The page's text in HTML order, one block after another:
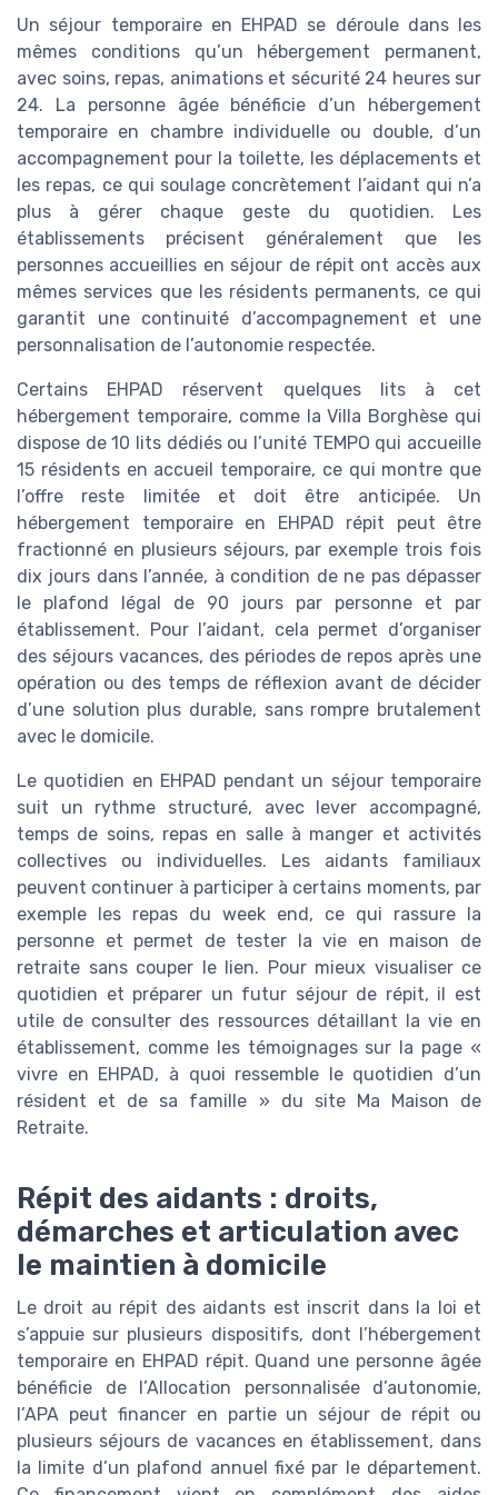
Un séjour temporaire en EHPAD se déroule dans les
mêmes conditions qu’un hébergement permanent,
avec soins, repas, animations et sécurité 24 heures sur
24. La personne âgée bénéficie d’un hébergement
temporaire en chambre individuelle ou double, d’un
accompagnement pour la toilette, les déplacements et
les repas, ce qui soulage concrètement l’aidant qui n’a
plus à gérer chaque geste du quotidien. Les
établissements précisent généralement que les
personnes accueillies en séjour de répit ont accès aux
mêmes services que les résidents permanents, ce qui
garantit une continuité d’accompagnement et une
personnalisation de l’autonomie respectée.
Certains EHPAD réservent quelques lits à cet
hébergement temporaire, comme la Villa Borghèse qui
dispose de 10 lits dédiés ou l’unité TEMPO qui accueille
15 résidents en accueil temporaire, ce qui montre que
l’offre reste limitée et doit être anticipée. Un
hébergement temporaire en EHPAD répit peut être
fractionné en plusieurs séjours, par exemple trois fois
dix jours dans l’année, à condition de ne pas dépasser
le plafond légal de 90 jours par personne et par
établissement. Pour l’aidant, cela permet d’organiser
des séjours vacances, des périodes de repos après une
opération ou des temps de réflexion avant de décider
d’une solution plus durable, sans rompre brutalement
avec le domicile.
Le quotidien en EHPAD pendant un séjour temporaire
suit un rythme structuré, avec lever accompagné,
temps de soins, repas en salle à manger et activités
collectives ou individuelles. Les aidants familiaux
peuvent continuer à participer à certains moments, par
exemple les repas du week end, ce qui rassure la
personne et permet de tester la vie en maison de
retraite sans couper le lien. Pour mieux visualiser ce
quotidien et préparer un futur séjour de répit, il est
utile de consulter des ressources détaillant la vie en
établissement, comme les témoignages sur la page «
vivre en EHPAD, à quoi ressemble le quotidien d’un
résident et de sa famille » du site Ma Maison de
Retraite.
Répit des aidants : droits,
démarches et articulation avec
le maintien à domicile
Le droit au répit des aidants est inscrit dans la loi et
s’appuie sur plusieurs dispositifs, dont l’hébergement
temporaire en EHPAD répit. Quand une personne âgée
bénéficie de l’Allocation personnalisée d’autonomie,
l’APA peut financer en partie un séjour de répit ou
plusieurs séjours de vacances en établissement, dans
la limite d’un plafond annuel fixé par le département.